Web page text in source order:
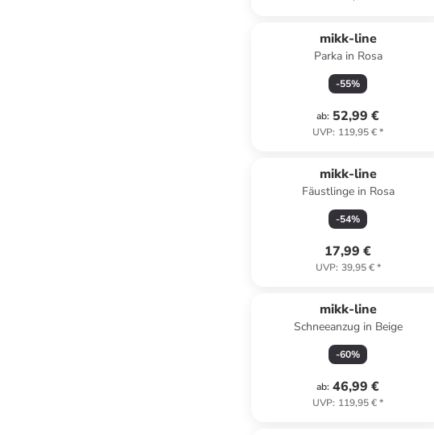
mikk-line
Parka in Rosa
-55%
ab: 52,99 €
UVP: 119,95 €*
mikk-line
Fäustlinge in Rosa
-54%
17,99 €
UVP: 39,95 €*
mikk-line
Schneeanzug in Beige
-60%
ab: 46,99 €
UVP: 119,95 €*